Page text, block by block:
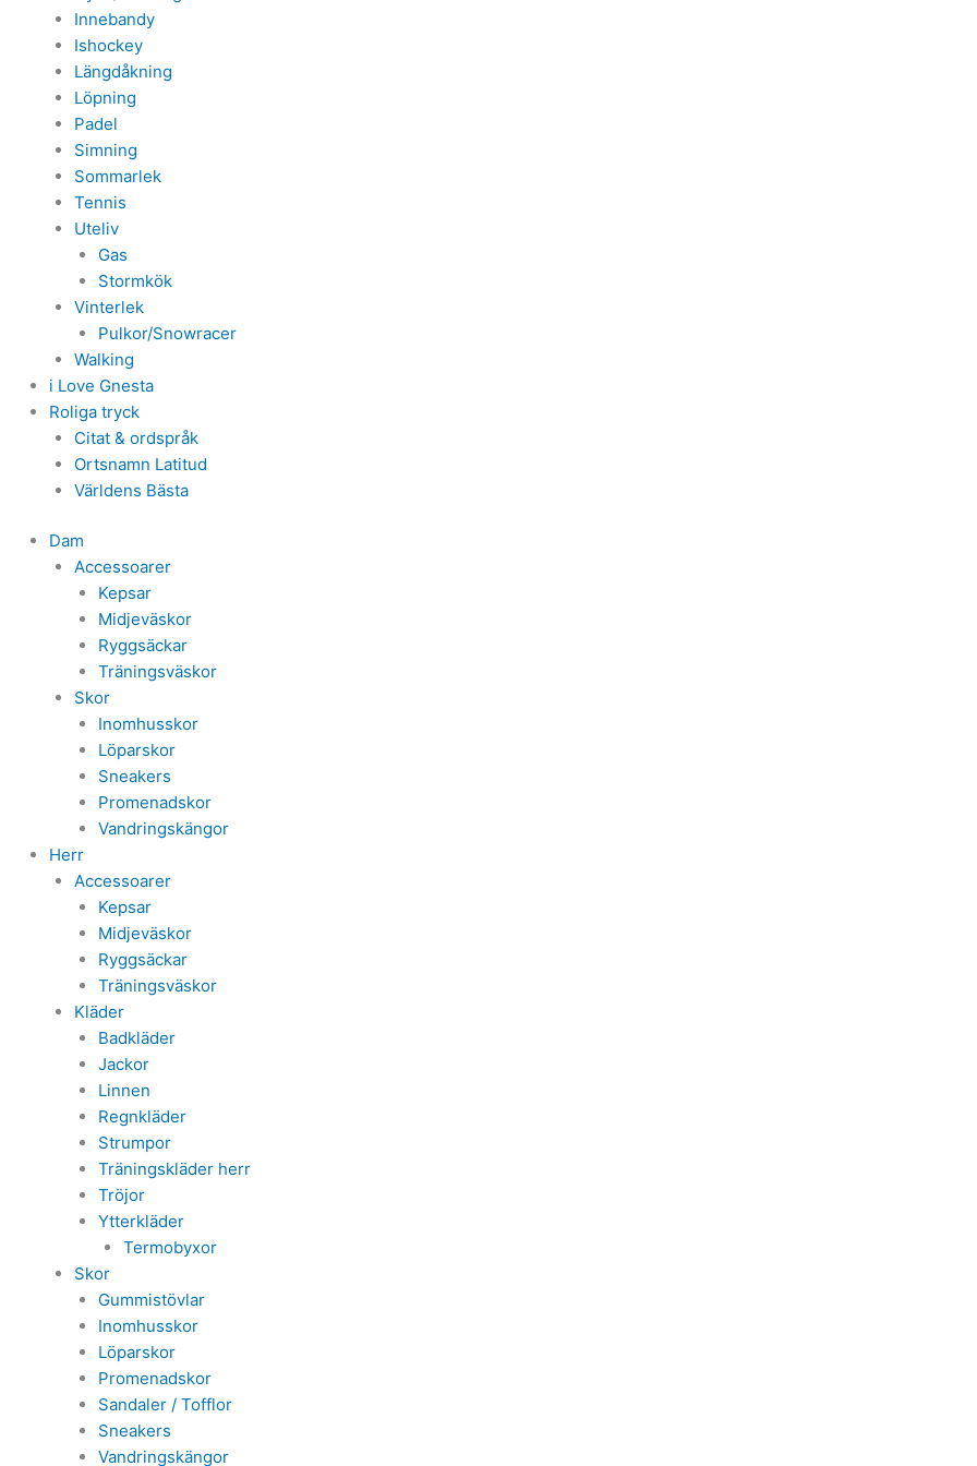
Innebandy
Ishockey
Längdåkning
Löpning
Padel
Simning
Sommarlek
Tennis
Uteliv
Gas
Stormkök
Vinterlek
Pulkor/Snowracer
Walking
i Love Gnesta
Roliga tryck
Citat & ordspråk
Ortsnamn Latitud
Världens Bästa
Dam
Accessoarer
Kepsar
Midjeväskor
Ryggsäckar
Träningsväskor
Skor
Inomhusskor
Löparskor
Sneakers
Promenadskor
Vandringskängor
Herr
Accessoarer
Kepsar
Midjeväskor
Ryggsäckar
Träningsväskor
Kläder
Badkläder
Jackor
Linnen
Regnkläder
Strumpor
Träningskläder herr
Tröjor
Ytterkläder
Termobyxor
Skor
Gummistövlar
Inomhusskor
Löparskor
Promenadskor
Sandaler / Tofflor
Sneakers
Vandringskängor